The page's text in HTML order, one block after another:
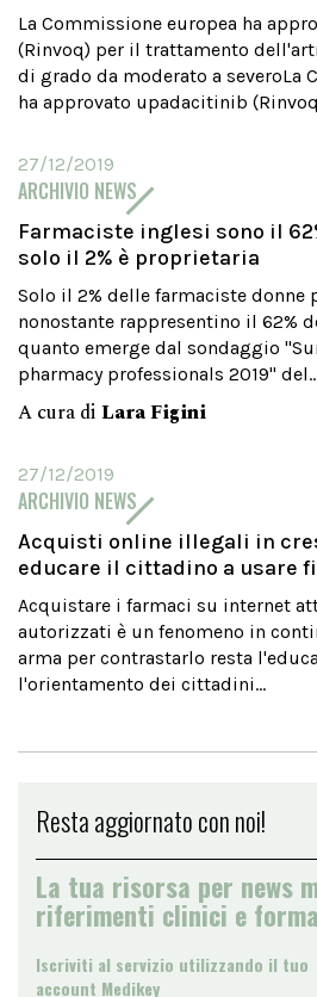
La Commissione europea ha
(Rinvoq) per il trattamento
di grado da moderato a severoLa
ha approvato upadacitinib
27/12/2019
ARCHIVIO NEWS
Farmaciste inglesi sono il
solo il 2% è proprietaria
Solo il 2% delle farmaciste donne
nonostante rappresentino il 62%
quanto emerge dal sondaggio
pharmacy professionals 2019"
A cura di Lara Figini
27/12/2019
ARCHIVIO NEWS
Acquisti online illegali in
educare il cittadino a usare
Acquistare i farmaci su internet
autorizzati è un fenomeno in
arma per contrastarlo resta
l'orientamento dei cittadini...
Resta aggiornato con noi!
La tua risorsa per news
riferimenti clinici e
Iscriviti al servizio utilizzando il tuo
account Medikey